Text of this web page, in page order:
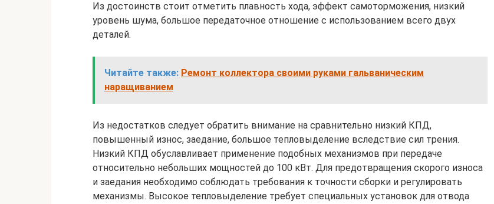
Из достоинств стоит отметить плавность хода, эффект самоторможения, низкий
уровень шума, большое передаточное отношение с использованием всего двух
деталей.
Читайте также: Ремонт коллектора своими руками гальваническим
наращиванием
Из недостатков следует обратить внимание на сравнительно низкий КПД,
повышенный износ, заедание, большое тепловыделение вследствие сил трения.
Низкий КПД обуславливает применение подобных механизмов при передаче
относительно небольших мощностей до 100 кВт. Для предотвращения скорого износа
и заедания необходимо соблюдать требования к точности сборки и регулировать
механизмы. Высокое тепловыделение требует специальных установок для отвода